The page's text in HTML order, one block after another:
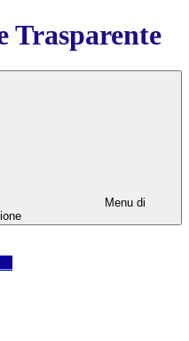
Trasparente
Menu di